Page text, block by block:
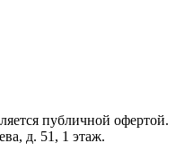
публичной офертой.
д. 51, 1 этаж.